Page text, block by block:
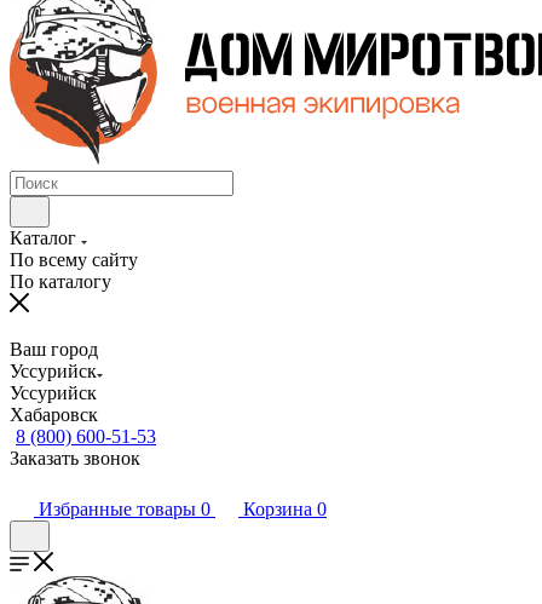
Каталог
По всему сайту
По каталогу
Ваш город
Уссурийск
Уссурийск
Хабаровск
8 (800) 600-51-53
Заказать звонок
Избранные товары 0 Корзина 0